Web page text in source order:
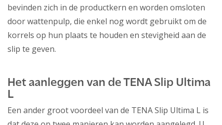
bevinden zich in de productkern en worden omsloten
door wattenpulp, die enkel nog wordt gebruikt om de
korrels op hun plaats te houden en stevigheid aan de
slip te geven.
Het aanleggen van de TENA Slip Ultima
L
Een ander groot voordeel van de TENA Slip Ultima L is